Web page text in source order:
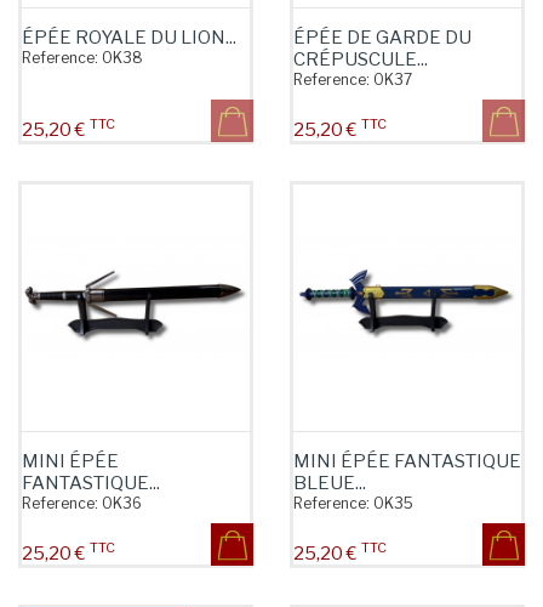
ÉPÉE ROYALE DU LION...
Reference: OK38
Prix
25,20 € TTC
ÉPÉE DE GARDE DU
CRÉPUSCULE...
Reference: OK37
Prix
25,20 € TTC
MINI ÉPÉE
FANTASTIQUE...
Reference: OK36
Prix
25,20 € TTC
MINI ÉPÉE FANTASTIQUE
BLEUE...
Reference: OK35
Prix
25,20 € TTC